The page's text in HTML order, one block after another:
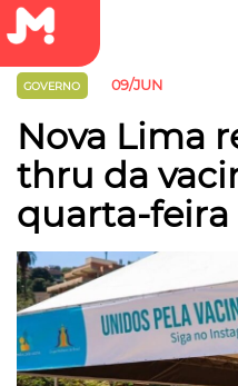
GOVERNO 09/JUN
Nova Lima
thru da
quarta-feira